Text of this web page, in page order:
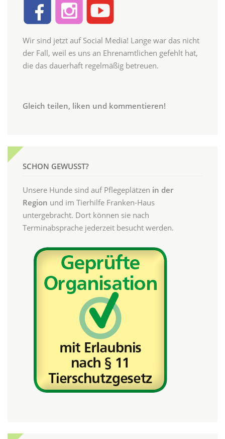
Wir sind jetzt auf Social Media! Lange war das nicht
der Fall, weil es uns an Ehrenamtlichen gefehlt hat,
die das dauerhaft regelmäßig betreuen.
Gleich teilen, liken und kommentieren!
SCHON GEWUSST?
Unsere Hunde sind auf Pflegeplätzen in der
Region und im Tierhilfe Franken-Haus
untergebracht. Dort können sie nach
Terminabsprache jederzeit besucht werden.